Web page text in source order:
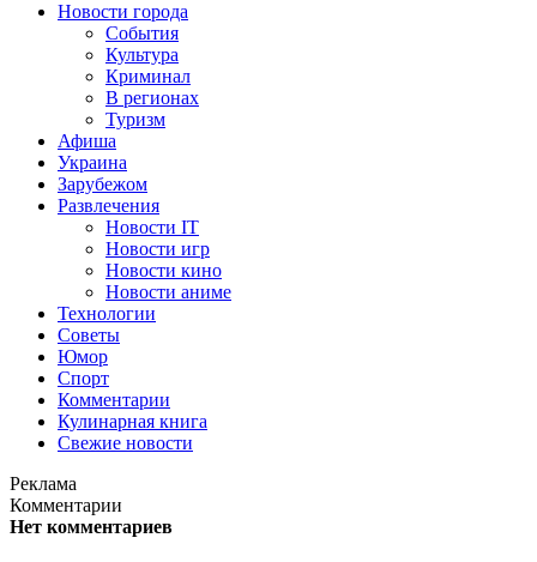
Новости города
События
Культура
Криминал
В регионах
Туризм
Афиша
Украина
Зарубежом
Развлечения
Новости IT
Новости игр
Новости кино
Новости аниме
Технологии
Советы
Юмор
Спорт
Комментарии
Кулинарная книга
Свежие новости
Реклама
Комментарии
Нет комментариев